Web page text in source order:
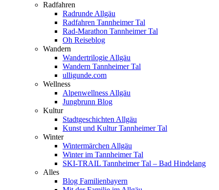
Radfahren
Radrunde Allgäu
Radfahren Tannheimer Tal
Rad-Marathon Tannheimer Tal
Oh Reiseblog
Wandern
Wandertrilogie Allgäu
Wandern Tannheimer Tal
ulligunde.com
Wellness
Alpenwellness Allgäu
Jungbrunn Blog
Kultur
Stadtgeschichten Allgäu
Kunst und Kultur Tannheimer Tal
Winter
Wintermärchen Allgäu
Winter im Tannheimer Tal
SKI-TRAIL Tannheimer Tal – Bad Hindelang
Alles
Blog Familienbayern